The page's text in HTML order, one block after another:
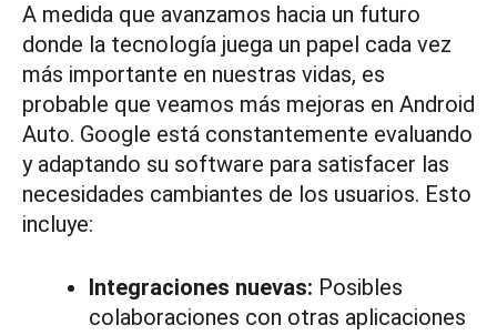
A medida que avanzamos hacia un futuro
donde la tecnología juega un papel cada vez
más importante en nuestras vidas, es
probable que veamos más mejoras en Android
Auto. Google está constantemente evaluando
y adaptando su software para satisfacer las
necesidades cambiantes de los usuarios. Esto
incluye:
Integraciones nuevas: Posibles
colaboraciones con otras aplicaciones